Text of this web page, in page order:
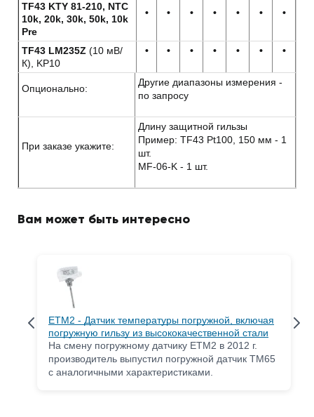
TF43 KTY 81-210, NTC
10k, 20k, 30k, 50k, 10k
Pre
• • • • • • •
TF43 LM235Z (10 мВ/
К), KP10
• • • • • • •
Опционально:
Другие диапазоны измерения -
по запросу
При заказе укажите:
Длину защитной гильзы
Пример: TF43 Pt100, 150 мм - 1
шт.
MF-06-K - 1 шт.
Вам может быть интересно
ETM2 - Датчик температуры погружной, включая
погружную гильзу из высококачественной стали
На смену погружному датчику ETM2 в 2012 г.
производитель выпустил погружной датчик TM65
с аналогичными характеристиками.